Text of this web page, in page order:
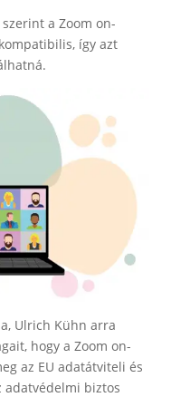
a Zoom on-
így azt
Ulrich Kühn arra
hogy a Zoom on-
az EU adatátviteli és
adatvédelmi biztos